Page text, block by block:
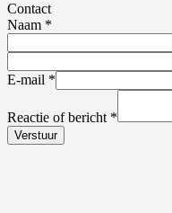
Contact
Naam *
E-mail *
Reactie of bericht *
Verstuur